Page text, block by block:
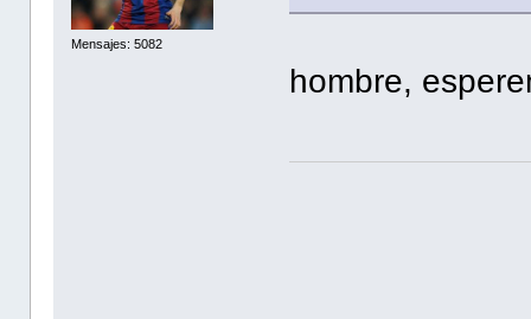
Mensajes: 5082
hombre,